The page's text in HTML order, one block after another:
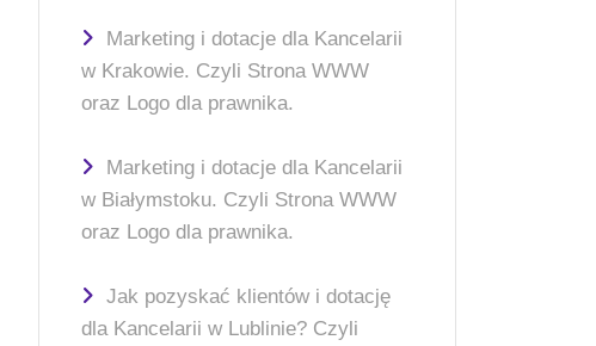
Marketing i dotacje dla Kancelarii
w Krakowie. Czyli Strona WWW
oraz Logo dla prawnika.
Marketing i dotacje dla Kancelarii
w Białymstoku. Czyli Strona WWW
oraz Logo dla prawnika.
Jak pozyskać klientów i dotację
dla Kancelarii w Lublinie? Czyli